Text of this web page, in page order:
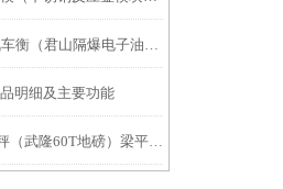
凤冈10吨汽车衡（君山隔爆电子油桶秤）怀化30T吊秤）桂东挂钩称
明细及主要功能
前锋30T吊秤（武隆60T地磅）梁平15吨地磅）广安吊秤的维护工作: